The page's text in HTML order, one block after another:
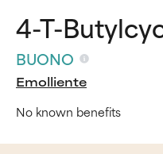
4-T-
BUONO
Emolliente
No known benefits